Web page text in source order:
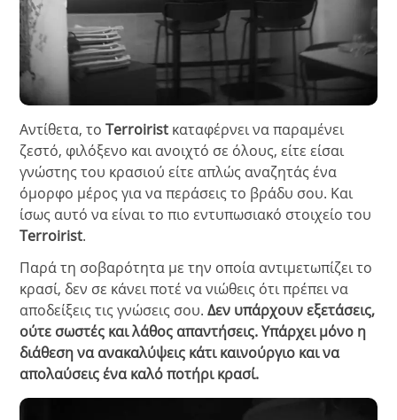
Αντίθετα, τοTerroirist καταφέρνει να παραμένει
ζεστό, φιλόξενο και ανοιχτό σε όλους, είτε είσαι
γνώστης του κρασιού είτε απλώς αναζητάς ένα
όμορφο μέρος για να περάσεις το βράδυ σου. Και
ίσως αυτό να είναι το πιο εντυπωσιακό στοιχείο του
Terroirist.
Παρά τη σοβαρότητα με την οποία αντιμετωπίζει το
κρασί, δεν σε κάνει ποτέ να νιώθεις ότι πρέπει να
αποδείξεις τις γνώσεις σου.Δεν υπάρχουν εξετάσεις,
ούτε σωστές και λάθος απαντήσεις. Υπάρχει μόνο η
διάθεση να ανακαλύψεις κάτι καινούργιο και να
απολαύσεις ένα καλό ποτήρι κρασί.